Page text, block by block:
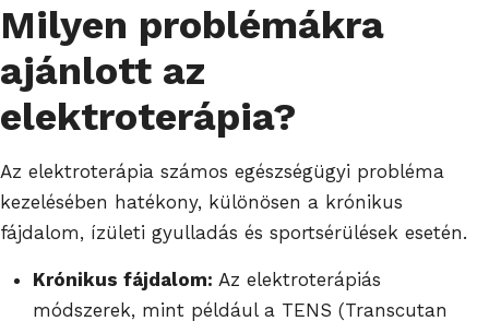
Milyen problémákra
ajánlott az
elektroterápia?
Az elektroterápia számos egészségügyi probléma
kezelésében hatékony, különösen a krónikus
fájdalom, ízületi gyulladás és sportsérülések esetén.
Krónikus fájdalom: Az elektroterápiás
módszerek, mint például a TENS (Transcutan